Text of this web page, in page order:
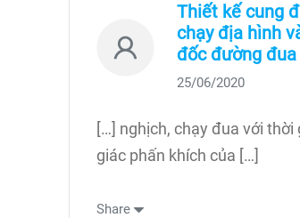
Thiết kế cung
chạy địa hình
đốc đường đua
25/06/2020
[…] nghịch, chạy đua với
giác phấn khích của […]
Share